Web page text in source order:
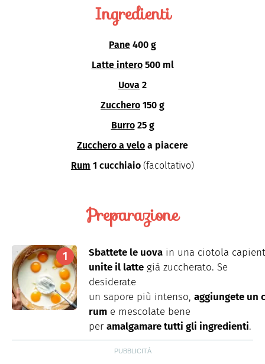
Ingredienti
Pane 400 g
Latte intero 500 ml
Uova 2
Zucchero 150 g
Burro 25 g
Zucchero a velo a piacere
Rum 1 cucchiaio (facoltativo)
Preparazione
Sbattete le uova in una ciotola
unite il latte già zuccherato. Se
desiderate
un sapore più intenso, aggiungete un
rum e mescolate bene
per amalgamaretutti gli ingredienti.